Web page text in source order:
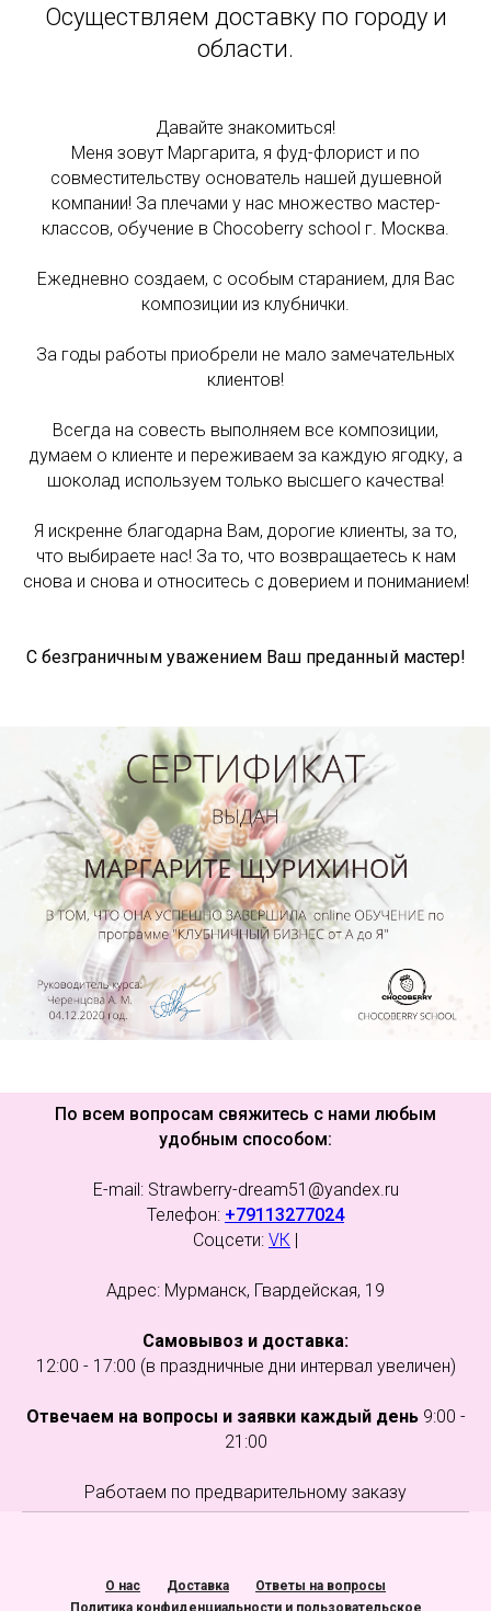
Осуществляем доставку по городу и
области.
Давайте знакомиться!
Меня зовут Маргарита, я фуд-флорист и по
совместительству основатель нашей душевной
компании! За плечами у нас множество мастер-
классов, обучение в Chocoberry school г. Москва.
Ежедневно создаем, с особым старанием, для Вас
композиции из клубнички.
За годы работы приобрели не мало замечательных
клиентов!
Всегда на совесть выполняем все композиции,
думаем о клиенте и переживаем за каждую ягодку, а
шоколад используем только высшего качества!
Я искренне благодарна Вам, дорогие клиенты, за то,
что выбираете нас! За то, что возвращаетесь к нам
снова и снова и относитесь с доверием и пониманием!
С безграничным уважением Ваш преданный мастер!
По всем вопросам свяжитесь с нами любым
удобным способом:
E-mail: Strawberry-dream51@yandex.ru
Телефон: +79113277024
Соцсети: VК |
Адрес: Мурманск, Гвардейская, 19
Самовывоз и доставка:
12:00 - 17:00 (в праздничные дни интервал увеличен)
Отвечаем на вопросы и заявки каждый день 9:00 -
21:00
Работаем по предварительному заказу
О нас Доставка
Ответы на вопросы
Политика конфиденциальности и пользовательское